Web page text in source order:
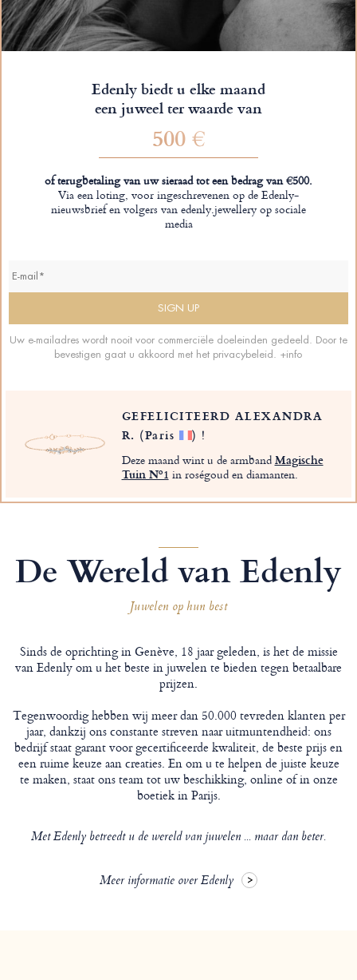
Edenly biedt u elke maand
een juweel ter waarde van
500 €
of terugbetaling van uw sieraad tot een bedrag van €500.
Via een loting, voor ingeschrevenen op de Edenly-
nieuwsbrief en volgers van edenly.jewellery op sociale
media
Uw e-mailadres wordt nooit voor commerciële doeleinden gedeeld. Door te
bevestigen gaat u akkoord met het privacybeleid. +info
GEFELICITEERD ALEXANDRA
R. (Paris ) !
Deze maand wint u de armbandMagische
Tuin Nº1 in roségoud en diamanten.
De Wereld van Edenly
Juwelen op hun best
Sinds de oprichting in Genève, 18 jaar geleden, is het de missie
van Edenly om u het beste in juwelen te bieden tegen betaalbare
prijzen.
Tegenwoordig hebben wij meer dan 50.000 tevreden klanten per
jaar, dankzij ons constante streven naar uitmuntendheid: ons
bedrijf staat garant voor gecertificeerde kwaliteit, de beste prijs en
een ruime keuze aan creaties. En om u te helpen de juiste keuze
te maken, staat ons team tot uw beschikking, online of in onze
boetiek in Parijs.
Met Edenly betreedt u de wereld van juwelen ... maar dan beter.
Meer informatie over Edenly